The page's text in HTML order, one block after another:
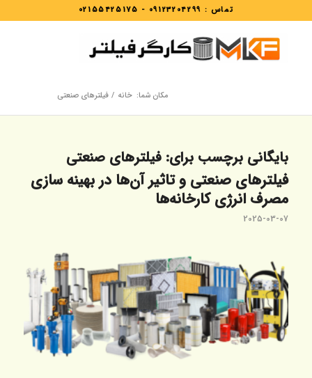
تماس : 09123204299
-
02155425175
مکان شما: خانه / فیلترهای صنعتی
بایگانی برچسب برای: فیلترهای صنعتی
فیلترهای صنعتی و تاثیر آن‌ها در بهینه‌ سازی
مصرف انرژی کارخانه‌ها
2025-03-07